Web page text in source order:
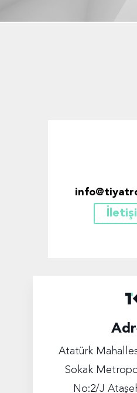
Atatürk
Sokak
No:2/J